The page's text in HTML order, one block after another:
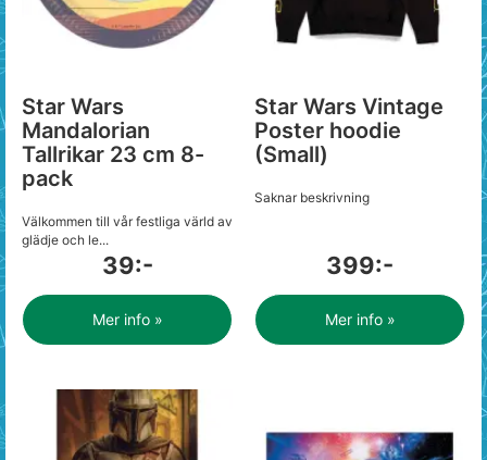
Star Wars
Mandalorian
Tallrikar 23 cm 8-
pack
Välkommen till vår festliga värld av
glädje och le...
39:-
Mer info »
Star Wars Vintage
Poster hoodie
(Small)
Saknar beskrivning
399:-
Mer info »